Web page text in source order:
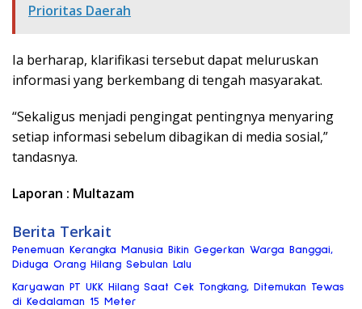
Prioritas Daerah
Ia berharap, klarifikasi tersebut dapat meluruskan
informasi yang berkembang di tengah masyarakat.
“Sekaligus menjadi pengingat pentingnya menyaring
setiap informasi sebelum dibagikan di media sosial,”
tandasnya.
Laporan : Multazam
Berita Terkait
Penemuan Kerangka Manusia Bikin Gegerkan Warga Banggai,
Diduga Orang Hilang Sebulan Lalu
Karyawan PT UKK Hilang Saat Cek Tongkang, Ditemukan Tewas
di Kedalaman 15 Meter